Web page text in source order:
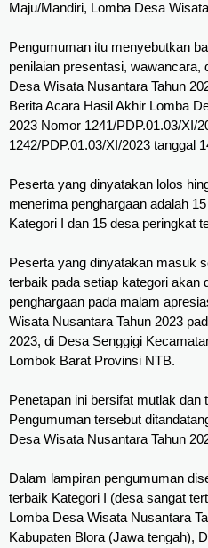
Maju/Mandiri, Lomba Desa
Pengumuman itu menyebutkan
penilaian presentasi, wawancara,
Desa Wisata Nusantara Tahun
Berita Acara Hasil Akhir Lomba
2023 Nomor 1241/PDP.01.03/XI/
1242/PDP.01.03/XI/2023 tanggal
Peserta yang dinyatakan lolos
menerima penghargaan adalah
Kategori I dan 15 desa peringkat
Peserta yang dinyatakan masuk
terbaik pada setiap kategori akan
penghargaan pada malam
Wisata Nusantara Tahun 2023
2023, di Desa Senggigi
Lombok Barat Provinsi NTB.
Penetapan ini bersifat mutlak dan
Pengumuman tersebut
Desa Wisata Nusantara Tahun
Dalam lampiran pengumuman
terbaik Kategori I (desa sangat
Lomba Desa Wisata Nusantara
Kabupaten Blora (Jawa tengah),